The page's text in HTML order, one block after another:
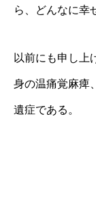
ら、どんなに幸
以前にも申し上
身の温痛覚麻痺
遺症である。